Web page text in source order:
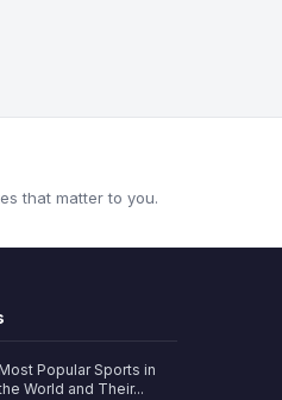
that matter to you.
Popular Sports in
World and Their...